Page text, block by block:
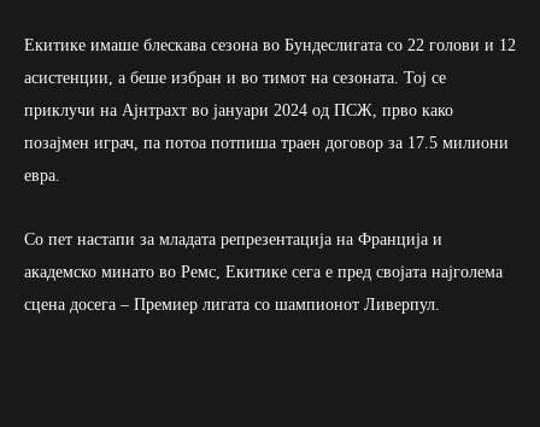
Екитике имаше блескава сезона во Бундеслигата со 22 голови и 12
асистенции, а беше избран и во тимот на сезоната. Тој се
приклучи на Ајнтрахт во јануари 2024 од ПСЖ, прво како
позајмен играч, па потоа потпиша траен договор за 17.5 милиони
евра.
Со пет настапи за младата репрезентација на Франција и
академско минато во Ремс, Екитике сега е пред својата најголема
сцена досега – Премиер лигата со шампионот Ливерпул.